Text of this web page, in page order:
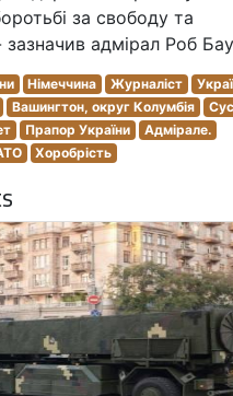
за свободу та
зазначив адмірал Роб
Німеччина Журналіст
Вашингтон, округ Колумбія
Прапор України
Адмірале.
Хоробрість